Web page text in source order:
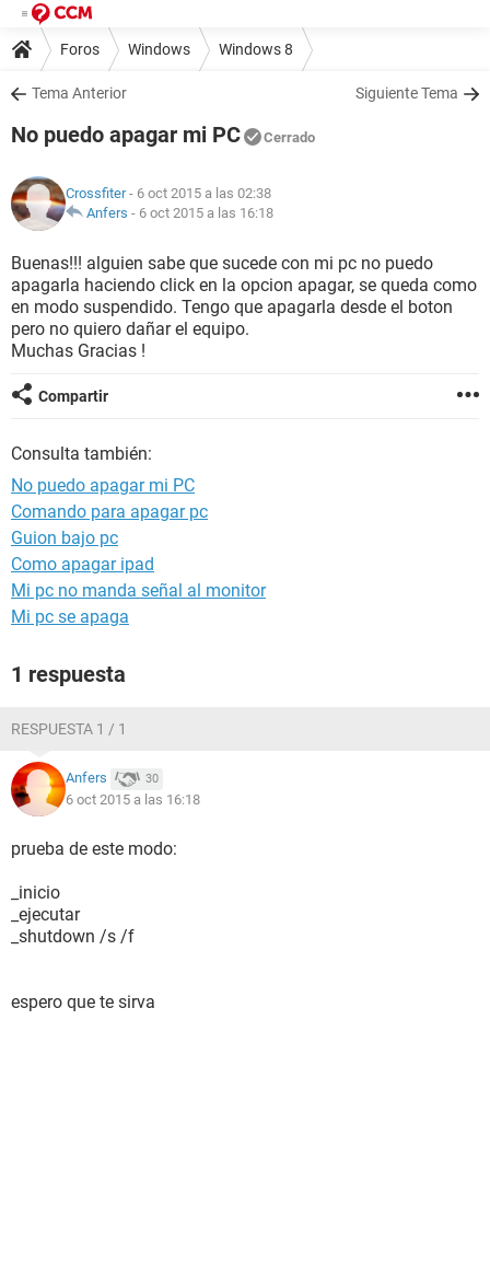
Foros Windows Windows 8
Tema Anterior Siguiente Tema
No puedo apagar mi PC Cerrado
Crossfiter- 6 oct 2015 a las 02:38
Anfers - 6 oct 2015 a las 16:18
Buenas!!! alguien sabe que sucede con mi pc no puedo
apagarla haciendo click en la opcion apagar, se queda como
en modo suspendido. Tengo que apagarla desde el boton
pero no quiero dañar el equipo.
Muchas Gracias !
Compartir
Consulta también:
No puedo apagar mi PC
Comando para apagar pc
Guion bajo pc
Como apagar ipad
Mi pc no manda señal al monitor
Mi pc se apaga
1 respuesta
RESPUESTA 1 / 1
Anfers 30
6 oct 2015 a las 16:18
prueba de este modo:
_inicio
_ejecutar
_shutdown /s /f
espero que te sirva